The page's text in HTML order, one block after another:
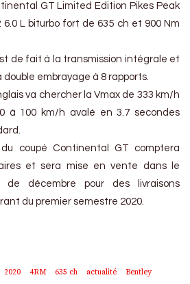
GT Limited Edition Pikes Peak
L biturbo fort de 635 ch et 900 Nm
de fait à la transmission intégrale et
embrayage à 8 rapports.
va chercher la Vmax de 333 km/h
à 100 km/h avalé en 3.7 secondes
coupé Continental GT comptera
et sera mise en vente dans le
décembre pour des livraisons
du premier semestre 2020.
2020 4RM 635 ch actualité
Bentley